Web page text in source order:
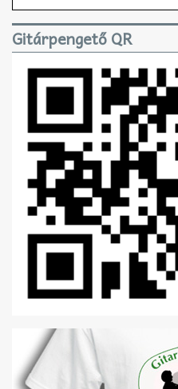
Gitárpengető QR